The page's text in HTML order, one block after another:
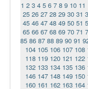
Ермаковополе.рф
1 2 3 4 5 6 7 8 9 10 11
25 26 27 28 29 30 31
45 46 47 48 49 50 51
65 66 67 68 69 70 71
85 86 87 88 89 90 91
104 105 106 107 108
118 119 120 121 122
132 133 134 135 136
146 147 148 149 150
160 161 162 163 164